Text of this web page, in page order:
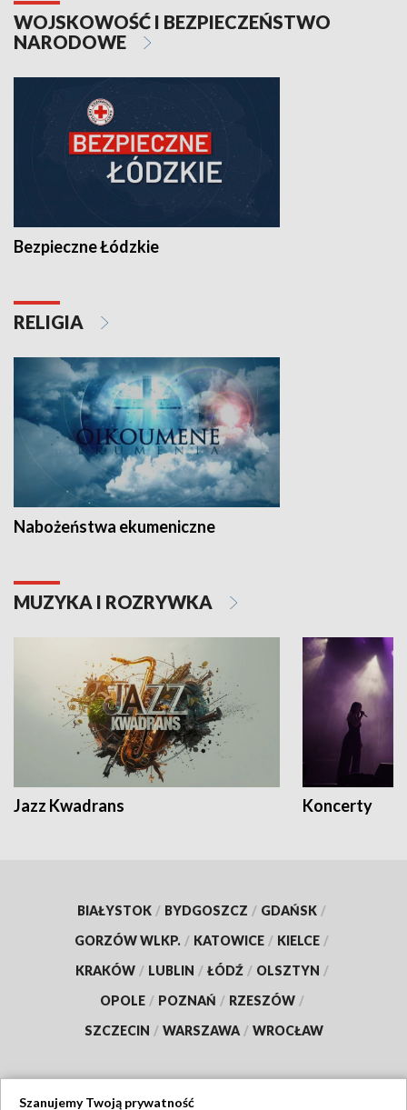
WOJSKOWOŚĆ I BEZPIECZEŃSTWO
NARODOWE
Bezpieczne Łódzkie
RELIGIA
Nabożeństwa ekumeniczne
MUZYKA I ROZRYWKA
Jazz Kwadrans Koncerty
BIAŁYSTOK / BYDGOSZCZ / GDAŃSK /
GORZÓW WLKP. / KATOWICE / KIELCE /
KRAKÓW / LUBLIN / ŁÓDŹ / OLSZTYN /
OPOLE / POZNAŃ / RZESZÓW /
SZCZECIN / WARSZAWA / WROCŁAW
Szanujemy Twoją prywatność